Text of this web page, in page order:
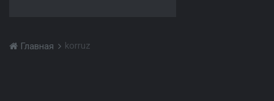
Главная korruz